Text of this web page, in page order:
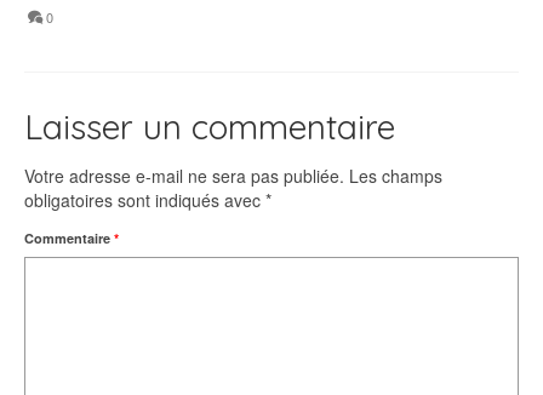
0
Laisser un commentaire
Votre adresse e-mail ne sera pas publiée. Les champs
obligatoires sont indiqués avec *
Commentaire *